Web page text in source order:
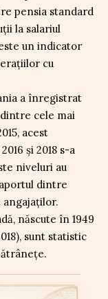
pensia standard
la salariul
un indicator
cu
a înregistrat
cele mai
acest
și 2018 s-a
niveluri au
dintre
născute în 1949
sunt statistic